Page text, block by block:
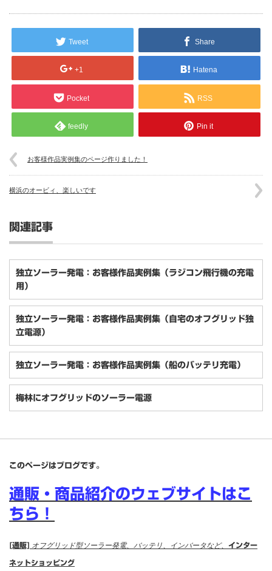
Tweet Share
+1 Hatena
Pocket RSS
feedly Pin it
お客様作品実例集のページ作りました！
横浜のオービィ、楽しいです
関連記事
独立ソーラー発電：お客様作品実例集（ラジコン飛行機の充電
用）
独立ソーラー発電：お客様作品実例集（自宅のオフグリッド独
立電源）
独立ソーラー発電：お客様作品実例集（船のバッテリ充電）
梅林にオフグリッドのソーラー電源
このページはブログです。
通販・商品紹介のウェブサイトはこ
ちら！
[通販] オフグリッド型ソーラー発電、バッテリ、インバータなど、 インター
ネットショッピング